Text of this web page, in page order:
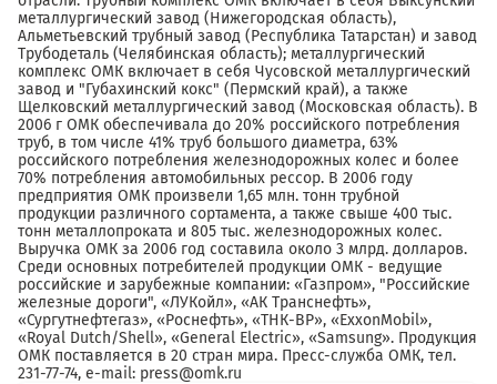
металлургический завод (Нижегородская область),
Альметьевский трубный завод (Республика Татарстан) и завод
Трубодеталь (Челябинская область); металлургический
комплекс ОМК включает в себя Чусовской металлургический
завод и "Губахинский кокс" (Пермский край), а также
Щелковский металлургический завод (Московская область). В
2006 г ОМК обеспечивала до 20% российского потребления
труб, в том числе 41% труб большого диаметра, 63%
российского потребления железнодорожных колес и более
70% потребления автомобильных рессор. В 2006 году
предприятия ОМК произвели 1,65 млн. тонн трубной
продукции различного сортамента, а также свыше 400 тыс.
тонн металлопроката и 805 тыс. железнодорожных колес.
Выручка ОМК за 2006 год составила около 3 млрд. долларов.
Среди основных потребителей продукции ОМК - ведущие
российские и зарубежные компании: «Газпром», "Российские
железные дороги", «ЛУКойл», «АК Транснефть»,
«Сургутнефтегаз», «Роснефть», «ТНК-ВР», «ExxonMobil»,
«Royal Dutch/Shell», «General Electric», «Samsung». Продукция
ОМК поставляется в 20 стран мира. Пресс-служба ОМК, тел.
231-77-74, e-mail: press@omk.ru